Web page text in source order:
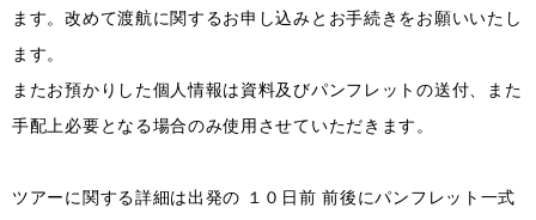
ます。改めて渡航に関するお申し込みとお手続きをお願いいたし
ます。
またお預かりした個人情報は資料及びパンフレットの送付、また
手配上必要となる場合のみ使用させていただきます。
ツアーに関する詳細は出発の １０日前 前後にパンフレット一式